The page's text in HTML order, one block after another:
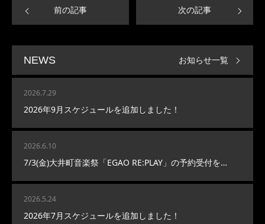
前の記事 次の記事
NEWS
2026.7.29
2026年9月スケジュールを追加しました！
2026.6.10
7/3(金)大井町音楽祭「EGAO RE:PLAY」の予約受付を…
2026.5.24
2026年7月スケジュールを追加しました！
お知らせ一覧